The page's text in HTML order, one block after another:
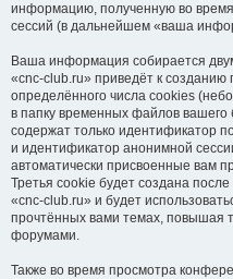
информацию, полученную во
сессий (в дальнейшем «ваша
Ваша информация собирается
«cnc-club.ru» приведёт к
определённого числа cookies
в папку временных файлов
содержат только идентификатор
и идентификатор анонимной
автоматически присвоенные вам
Третья cookie будет создана
«cnc-club.ru» и будет
прочтённых вами темах, повышая
форумами.
Также во время просмотра